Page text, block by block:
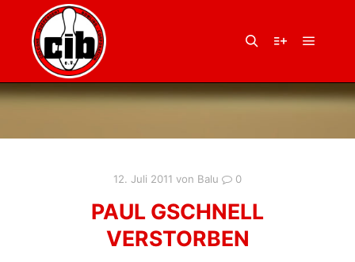
12. Juli 2011 von Balu 0
PAUL GSCHNELL
VERSTORBEN